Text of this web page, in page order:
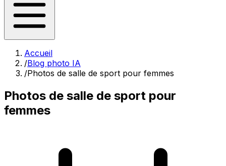
Accueil
/Blog photo IA
/Photos de salle de sport pour femmes
Photos de salle de sport pour
femmes